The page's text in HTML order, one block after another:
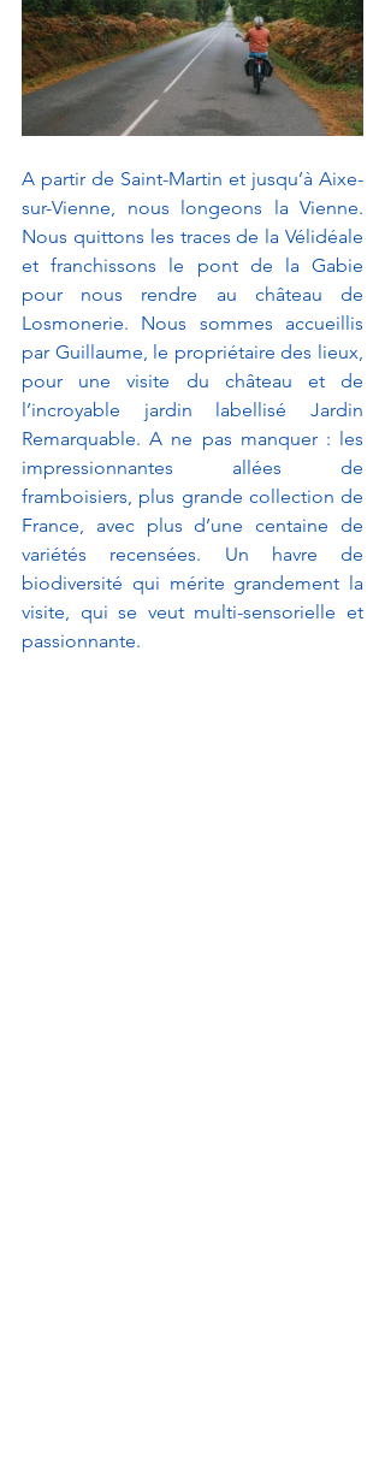
A partir de Saint-Martin et jusqu’à Aixe-
sur-Vienne, nous longeons la Vienne.
Nous quittons les traces de la Vélidéale
et franchissons le pont de la Gabie
pour nous rendre au château de
Losmonerie. Nous sommes accueillis
par Guillaume, le propriétaire des lieux,
pour une visite du château et de
l’incroyable jardin labellisé Jardin
Remarquable. A ne pas manquer : les
impressionnantes allées de
framboisiers, plus grande collection de
France, avec plus d’une centaine de
variétés recensées. Un havre de
biodiversité qui mérite grandement la
visite, qui se veut multi-sensorielle et
passionnante.